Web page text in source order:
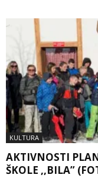
KULTURA
AKTIVNOSTI
ŠKOLE ,,BILA”